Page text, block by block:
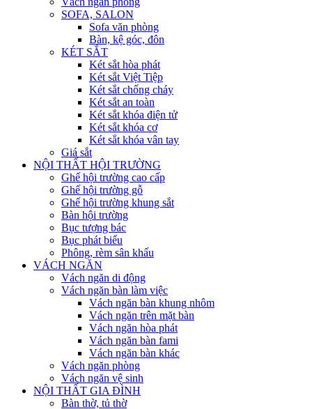
SOFA, SALON
Sofa văn phòng
Bàn, kệ góc, đôn
KÉT SẮT
Két sắt hòa phát
Két sắt Việt Tiệp
Két sắt chống cháy
Két sắt an toàn
Két sắt khóa điện tử
Két sắt khóa cơ
Két sắt khóa vân tay
Giá sắt
NỘI THẤT HỘI TRƯỜNG
Ghế hội trường cao cấp
Ghế hội trường gỗ
Ghế hội trường khung sắt
Bàn hội trường
Bục tượng bác
Bục phát biểu
Phông, rèm sân khấu
VÁCH NGĂN
Vách ngăn di động
Vách ngăn bàn làm việc
Vách ngăn bàn khung nhôm
Vách ngăn trên mặt bàn
Vách ngăn hòa phát
Vách ngăn bàn fami
Vách ngăn bàn khác
Vách ngăn phòng
Vách ngăn vệ sinh
NỘI THẤT GIA ĐÌNH
Bàn thờ, tủ thờ